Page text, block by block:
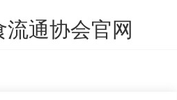
流通协会官网